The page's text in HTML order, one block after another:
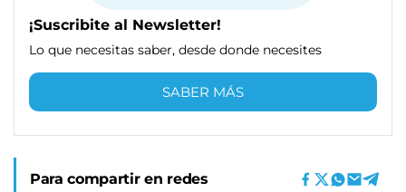
¡Suscribite al Newsletter!
Lo que necesitas saber, desde donde necesites
SABER MÁS
Para compartir en redes